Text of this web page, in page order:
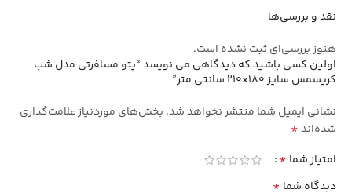
نقد و بررسی‌ها
هنوز بررسی‌ای ثبت نشده است.
اولین کسی باشید که دیدگاهی می نویسد “پتو مسافرتی مدل شب
کریسمس سایز 180×210 سانتی متر”
نشانی ایمیل شما منتشر نخواهد شد. بخش‌های موردنیاز علامت‌گذاری
شده‌اند*
امتیاز شما *
دیدگاه شما *